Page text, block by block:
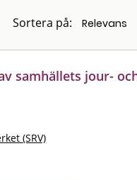
Sortera på:
samhällets jour-
(SRV)